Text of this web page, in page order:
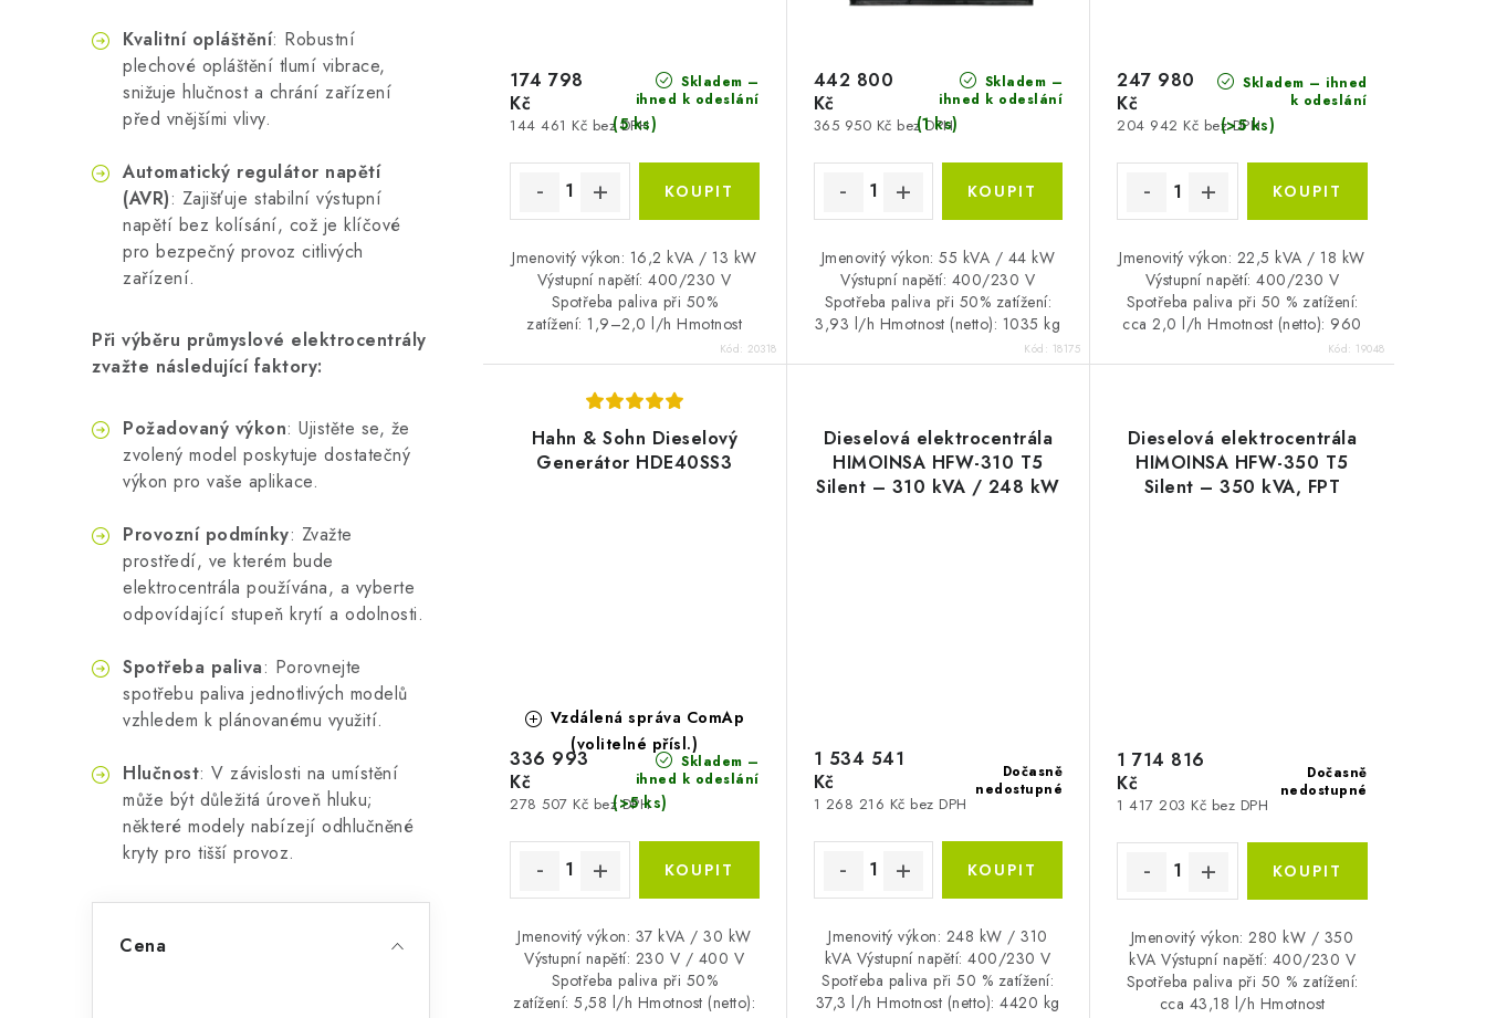
Kvalitní opláštění: Robustní
plechové opláštění tlumí vibrace,
snižuje hlučnost a chrání zařízení
před vnějšími vlivy.
Automatický regulátor napětí
(AVR): Zajišťuje stabilní výstupní
napětí bez kolísání, což je klíčové
pro bezpečný provoz citlivých
zařízení.
Při výběru průmyslové elektrocentrály
zvažte následující faktory:
Požadovaný výkon: Ujistěte se, že
zvolený model poskytuje dostatečný
výkon pro vaše aplikace.
Provozní podmínky: Zvažte
prostředí, ve kterém bude
elektrocentrála používána, a vyberte
odpovídající stupeň krytí a odolnosti.
Spotřeba paliva: Porovnejte
spotřebu paliva jednotlivých modelů
vzhledem k plánovanému využití.
Hlučnost: V závislosti na umístění
může být důležitá úroveň hluku;
některé modely nabízejí odhlučněné
kryty pro tišší provoz.
Cena
k
ů
Skladem –
ihned k odeslání
(5 ks)
144 461 Kč bez DPH
174 798
Kč
Jmenovitý výkon: 16,2 kVA / 13 kW
Výstupní napětí: 400/230 V
Spotřeba paliva při 50%
zatížení: 1,9–2,0 l/h Hmotnost
Kód: 20318
Skladem –
ihned k odeslání
(1 ks)
365 950 Kč bez DPH
442 800
Kč
Jmenovitý výkon: 55 kVA / 44 kW
Výstupní napětí: 400/230 V
Spotřeba paliva při 50% zatížení:
3,93 l/h Hmotnost (netto): 1035 kg
Kód: 18175
Skladem – ihned
k odeslání
(>5 ks)
204 942 Kč bez DPH
247 980
Kč
Jmenovitý výkon: 22,5 kVA / 18 kW
Výstupní napětí: 400/230 V
Spotřeba paliva při 50 % zatížení:
cca 2,0 l/h Hmotnost (netto): 960
Kód: 19048
Hahn & Sohn Dieselový
Generátor HDE40SS3
Vzdálená správa ComAp
(volitelné přísl.)
Skladem –
ihned k odeslání
(>5 ks)
278 507 Kč bez DPH
336 993
Kč
Jmenovitý výkon: 37 kVA / 30 kW
Výstupní napětí: 230 V / 400 V
Spotřeba paliva při 50%
zatížení: 5,58 l/h Hmotnost (netto):
Dieselová elektrocentrála
HIMOINSA HFW-310 T5
Silent – 310 kVA / 248 kW
Dočasně
nedostupné
1 268 216 Kč bez DPH
1 534 541
Kč
Jmenovitý výkon: 248 kW / 310
kVA Výstupní napětí: 400/230 V
Spotřeba paliva při 50 % zatížení:
37,3 l/h Hmotnost (netto): 4420 kg
Dieselová elektrocentrála
HIMOINSA HFW-350 T5
Silent – 350 kVA, FPT
Dočasně
nedostupné
1 417 203 Kč bez DPH
1 714 816
Kč
Jmenovitý výkon: 280 kW / 350
kVA Výstupní napětí: 400/230 V
Spotřeba paliva při 50 % zatížení:
cca 43,18 l/h Hmotnost